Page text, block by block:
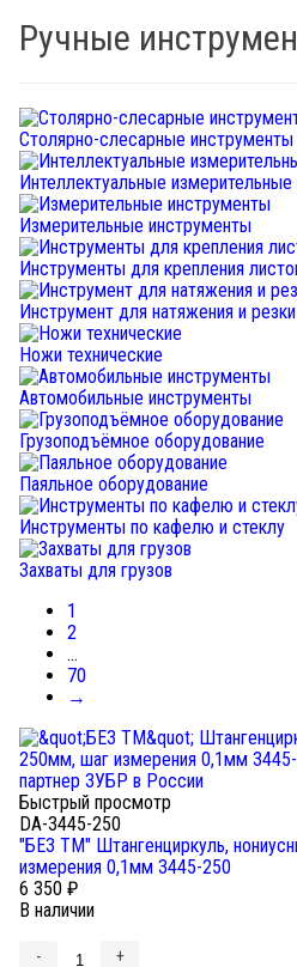
Ручные
Столярно-слесарные инструменты
Интеллектуальные
Измерительные инструменты
Инструменты для крепления
Инструмент для натяжения и
Ножи технические
Автомобильные инструменты
Грузоподъёмное оборудование
Паяльное оборудование
Инструменты по кафелю и стеклу
Захваты для грузов
1
2
...
70
→
Быстрый просмотр
DA-3445-250
"БЕЗ ТМ" Штангенциркуль,
измерения 0,1мм 3445-250
6 350 ₽
В наличии
- +